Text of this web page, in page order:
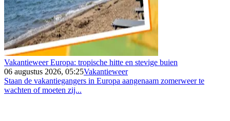
Vakantieweer Europa: tropische hitte en stevige buien
06 augustus 2026, 05:25Vakantieweer
Staan de vakantiegangers in Europa aangenaam zomerweer te
wachten of moeten zij...